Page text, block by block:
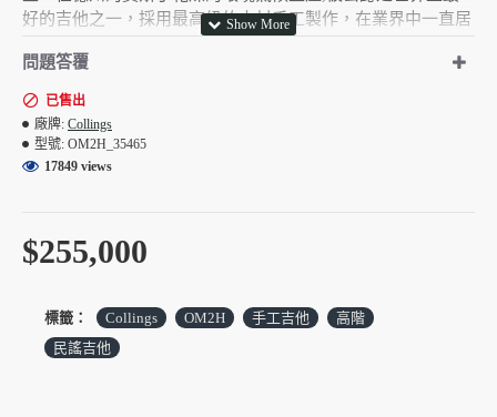
好的吉他之一，採用最高級的木材手工製作，在業界中一直居
細，精雕細琢，每把都是經過嚴格專業的製琴師細細調教，琴
音色手感在吉他界都是吉他界首屈一指 !!
眾多知名的吉他手們對Collings生產的愛不釋手，包括了像
Lyle Lovett， Jerry Jeff Walker，Tim Sparks，John Mayer，
藏有Collings吉他。高階吉他因原廠用料挑剔高階，加上製琴
感覺到保值的優勢。
長年來Collings吉他一直都是少量也限量生產，堅持延續創辦
問題答覆
$255,000
已售出
廠牌: Collings
型號: OM2H_35465
17849 views
標籤： Collings OM2H 手工吉他
高階
民謠吉他